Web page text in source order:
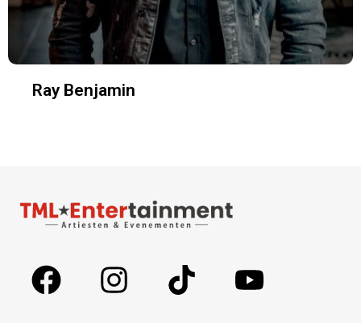
Ray Benjamin